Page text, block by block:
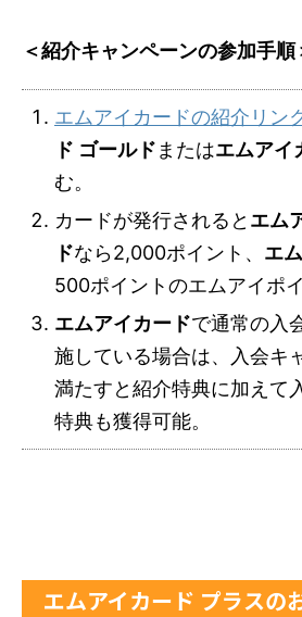
＜紹介キャンペーンの参加手順
エムアイカードの紹介リン
ド ゴールド またはエムアイ
む。
カードが発行されると エム
ドなら2,000ポイント、 エ
500ポイントのエムアイポ
エムアイカードで通常の入
施している場合は、入会キ
満たすと紹介特典に加えて
特典も獲得可能。
エムアイカード プラスの